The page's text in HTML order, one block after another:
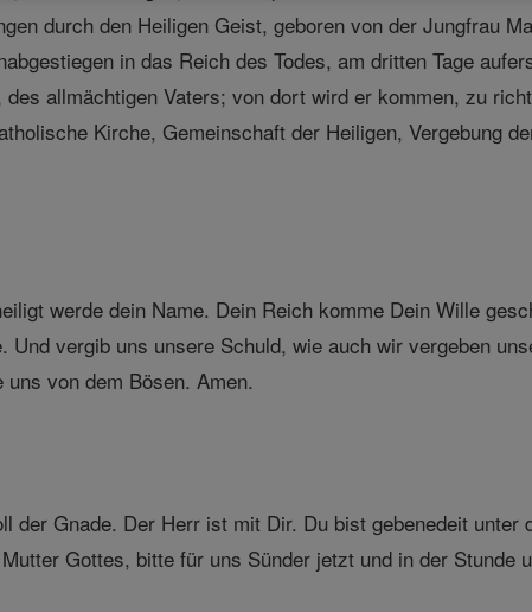
durch den Heiligen Geist, geboren von der Jungfrau
in das Reich des Todes, am dritten Tage
allmächtigen Vaters; von dort wird er kommen, zu
Kirche, Gemeinschaft der Heiligen, Vergebung
werde dein Name. Dein Reich komme Dein Wille
Und vergib uns unsere Schuld, wie auch wir vergeben
von dem Bösen. Amen.
der Gnade. Der Herr ist mit Dir. Du bist gebenedeit unter
Gottes, bitte für uns Sünder jetzt und in der Stunde